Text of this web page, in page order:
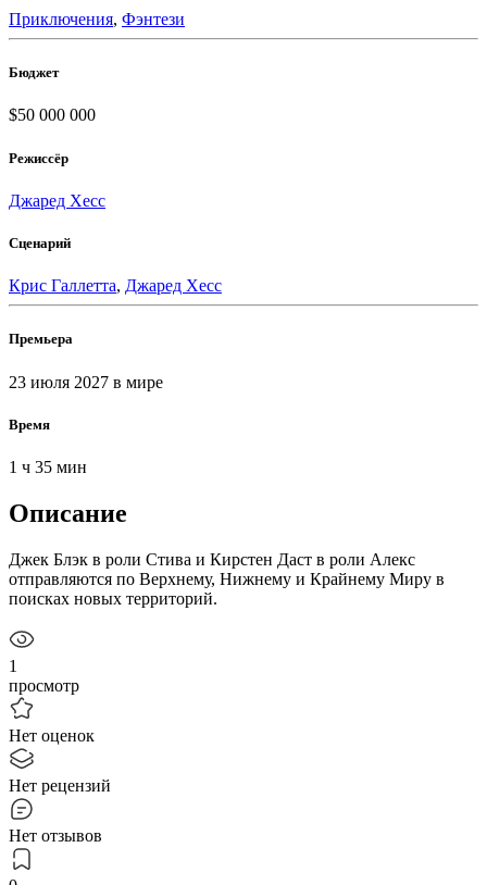
Приключения, Фэнтези
Бюджет
$50 000 000
Режиссёр
Джаред Хесс
Сценарий
Крис Галлетта, Джаред Хесс
Премьера
23 июля 2027 в мире
Время
1 ч 35 мин
Описание
Джек Блэк в роли Стива и Кирстен Даст в роли Алекс
отправляются по Верхнему, Нижнему и Крайнему Миру в
поисках новых территорий.
1
просмотр
Нет оценок
Нет рецензий
Нет отзывов